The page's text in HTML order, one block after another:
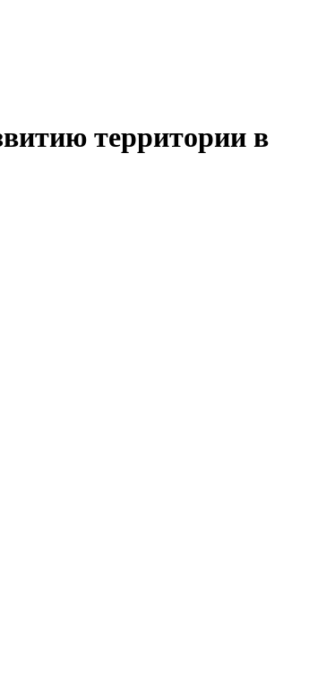
территории в